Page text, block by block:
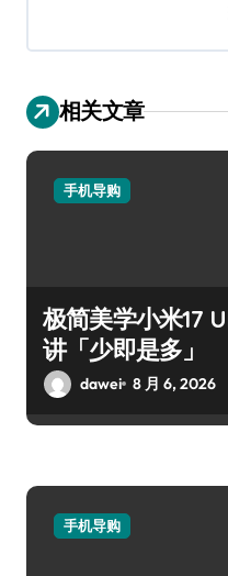
相关文章
手机导购
极简美学小米17
讲「少即是多」
dawei 8 月 6, 2026
手机导购